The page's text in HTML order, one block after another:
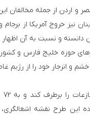
و اردن از جمله مخالفان
نیز خروج آمریکا از
و نسبت به آن
حوزه خلیج فارس و
و انزجار خود را از رژیم
این طرح نقشه